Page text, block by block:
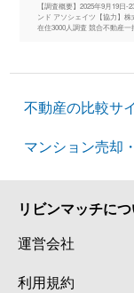
【調査概要】2025年9月19日
ンド アソシェイツ【協力】
在住3000人調査 競合不動産
不動産の比較サ
マンション売却
リビンマッチに
運営会社
利用規約